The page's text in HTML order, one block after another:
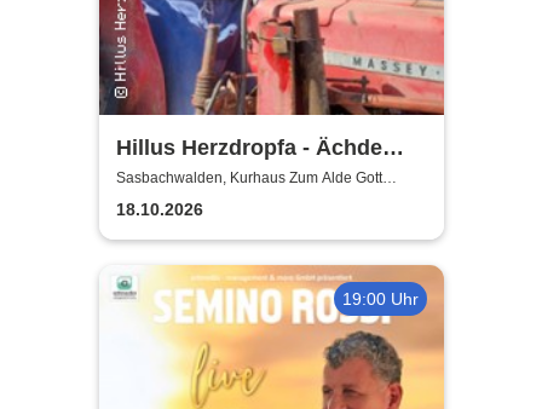
Hillus Herzdropfa - Ächde
Älbler
Sasbachwalden, Kurhaus Zum Alde Gott
Sasbachwalden
18.10.2026
19:00 Uhr